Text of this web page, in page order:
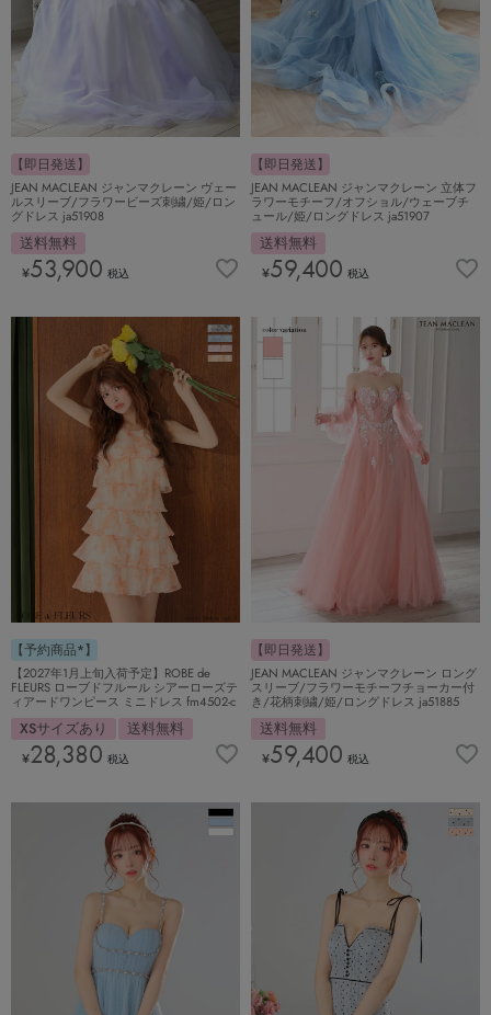
【即日発送】
JEAN MACLEAN ジャンマクレーン ヴェー
ルスリーブ/フラワービーズ刺繍/姫/ロン
グドレス ja51908
送料無料
¥53,900 税込
【即日発送】
JEAN MACLEAN ジャンマクレーン 立体フ
ラワーモチーフ/オフショル/ウェーブチ
ュール/姫/ロングドレス ja51907
送料無料
¥59,400 税込
【予約商品*】
【2027年1月上旬入荷予定】ROBE de
FLEURS ローブドフルール シアーローズテ
ィアードワンピース ミニドレス fm4502-c
XSサイズあり 送料無料
¥28,380 税込
【即日発送】
JEAN MACLEAN ジャンマクレーン ロング
スリーブ/フラワーモチーフチョーカー付
き/花柄刺繍/姫/ロングドレス ja51885
送料無料
¥59,400 税込